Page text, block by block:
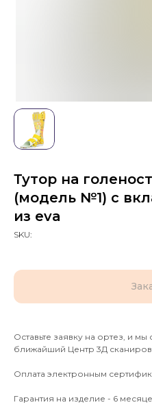
Тутор на
(модель №1) с
из eva
SKU:
Оставьте заявку на ортез, и
ближайший Центр 3Д
Оплата электронным
Гарантия на изделие - 6